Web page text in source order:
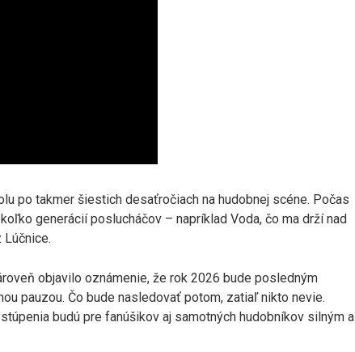
po takmer šiestich desaťročiach na hudobnej scéne. Počas
generácií poslucháčov – napríklad Voda, čo ma drží nad
Lúčnice.
objavilo oznámenie, že rok 2026 bude posledným
pauzou. Čo bude nasledovať potom, zatiaľ nikto nevie.
budú pre fanúšikov aj samotných hudobníkov silným a